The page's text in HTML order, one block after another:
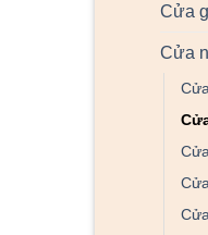
Cửa
Cửa